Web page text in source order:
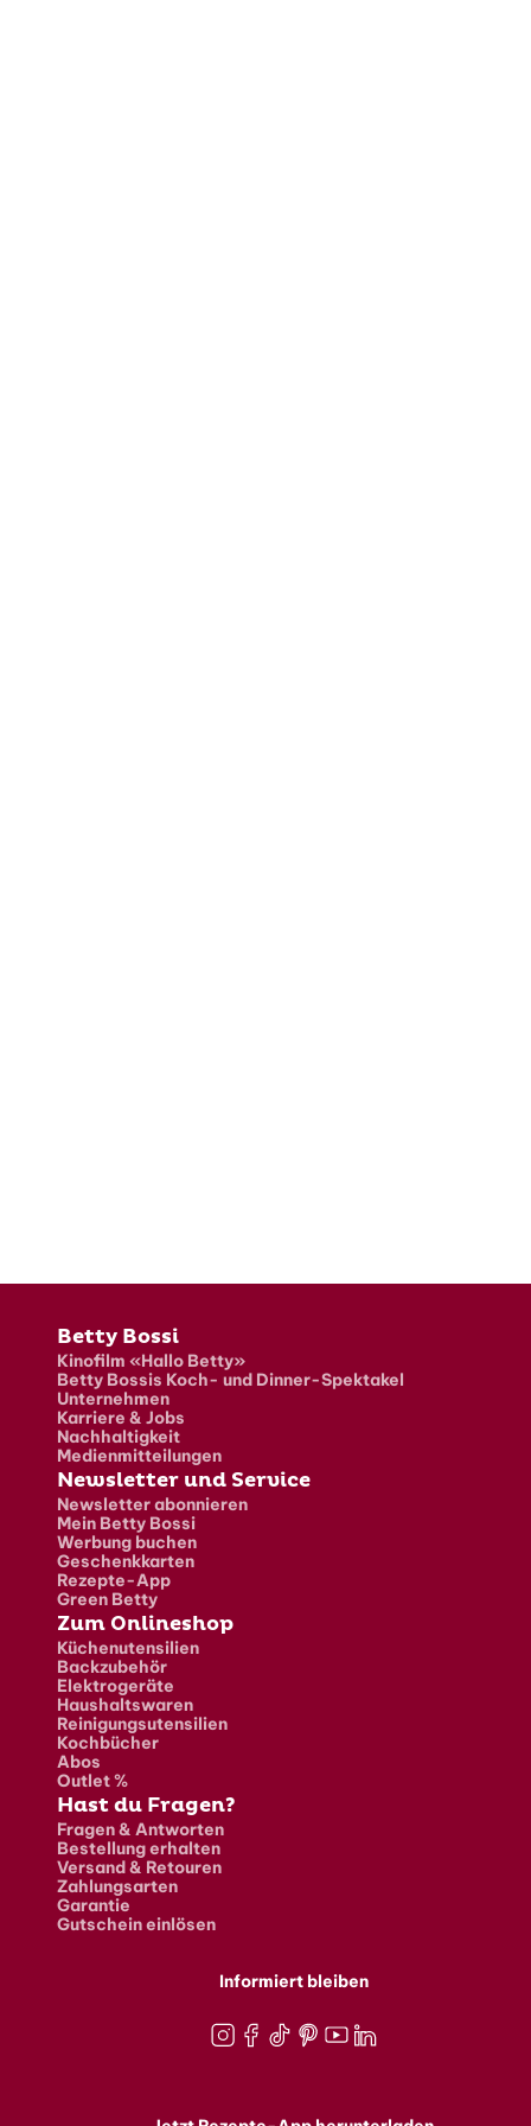
Fusszeile
Betty Bossi
Kinofilm «Hallo Betty»
Betty Bossis Koch- und Dinner-Spektakel
Unternehmen
Karriere & Jobs
Nachhaltigkeit
Medienmitteilungen
Newsletter und Service
Newsletter abonnieren
Mein Betty Bossi
Werbung buchen
Geschenkkarten
Rezepte-App
Green Betty
Zum Onlineshop
Küchenutensilien
Backzubehör
Elektrogeräte
Haushaltswaren
Reinigungsutensilien
Kochbücher
Abos
Outlet %
Hast du Fragen?
Fragen & Antworten
Bestellung erhalten
Versand & Retouren
Zahlungsarten
Garantie
Gutschein einlösen
Informiert bleiben